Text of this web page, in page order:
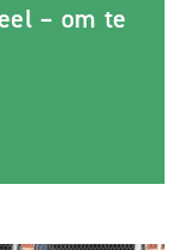
– om te